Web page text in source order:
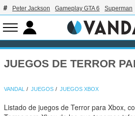
Peter Jackson Gameplay GTA 6 Superman
JUEGOS DE TERROR
VANDAL JUEGOS JUEGOS XBOX
Listado de juegos de Terror para Xbox,